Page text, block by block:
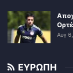
Αυγ
ΕΥΡΩΠΗ